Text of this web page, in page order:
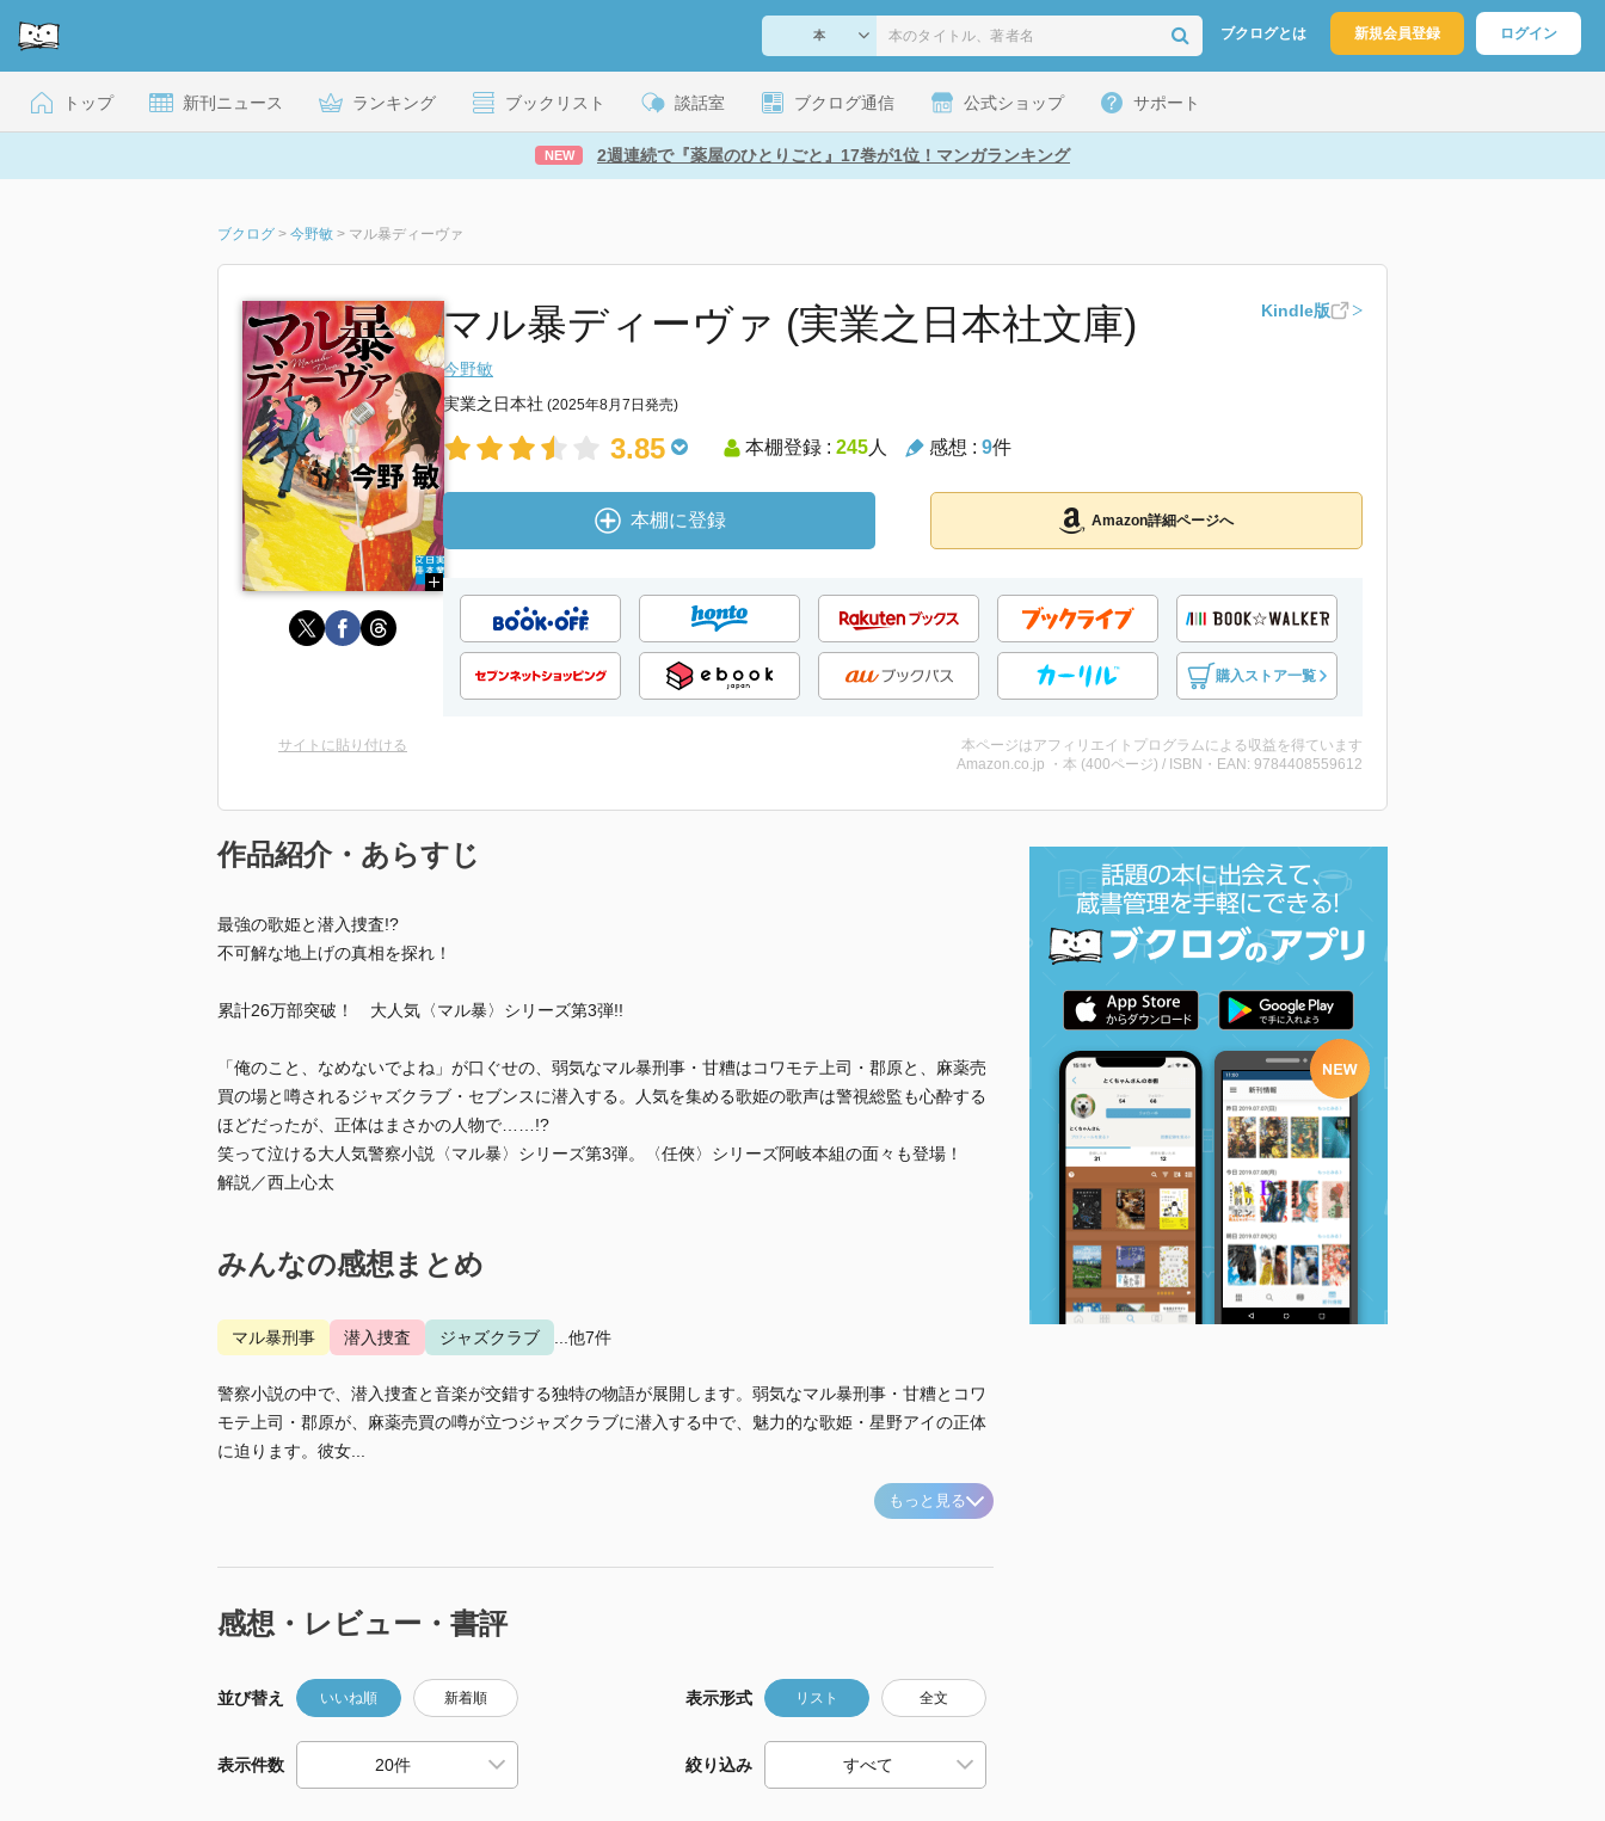
ブクログとは 新規会員登録 ログイン
トップ 新刊ニュース ランキング ブックリスト 談話室 ブクログ通信 公式ショップ サポート
NEW 2週連続で『薬屋のひとりごと』17巻が1位！マンガランキング
ブクログ > 今野敏 > マル暴ディーヴァ
マル暴ディーヴァ (実業之日本社文庫) Kindle版
今野敏
実業之日本社 (2025年8月7日発売)
3.85 本棚登録 : 245人 感想 : 9件
本棚に登録 Amazon詳細ページへ
購入ストア一覧
サイトに貼り付ける
本ページはアフィリエイトプログラムによる収益を得ています
Amazon.co.jp ・本 (400ページ) / ISBN・EAN: 9784408559612
作品紹介・あらすじ
最強の歌姫と潜入捜査!?
不可解な地上げの真相を探れ！
累計26万部突破！ 大人気〈マル暴〉シリーズ第3弾!!
「俺のこと、なめないでよね」が口ぐせの、弱気なマル暴刑事・甘糟はコワモテ上司・郡原と、麻薬売
買の場と噂されるジャズクラブ・セブンスに潜入する。人気を集める歌姫の歌声は警視総監も心酔する
ほどだったが、正体はまさかの人物で……!?
笑って泣ける大人気警察小説〈マル暴〉シリーズ第3弾。〈任俠〉シリーズ阿岐本組の面々も登場！
解説／西上心太
みんなの感想まとめ
マル暴刑事 潜入捜査 ジャズクラブ ...他7件
警察小説の中で、潜入捜査と音楽が交錯する独特の物語が展開します。弱気なマル暴刑事・甘糟とコワ
モテ上司・郡原が、麻薬売買の噂が立つジャズクラブに潜入する中で、魅力的な歌姫・星野アイの正体
に迫ります。彼女...
もっと見る
感想・レビュー・書評
並び替え いいね順 新着順 表示形式 リスト 全文
表示件数 絞り込み